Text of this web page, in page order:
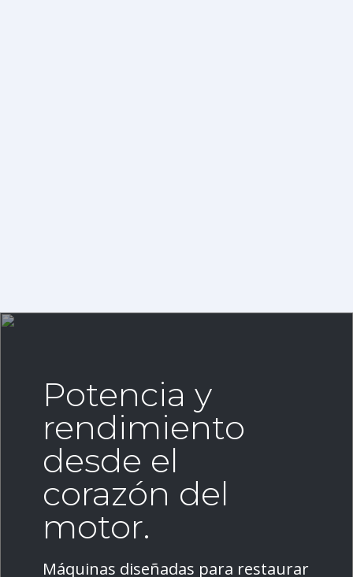
Potencia y
rendimiento
desde el
corazón del
motor.
Máquinas diseñadas para restaurar